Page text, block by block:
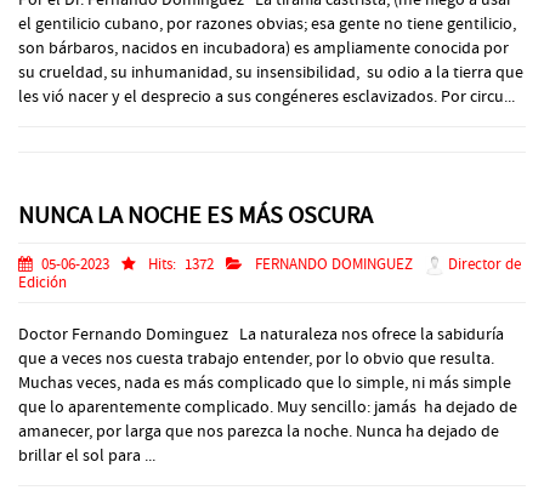
el gentilicio cubano, por razones obvias; esa gente no tiene gentilicio,
son bárbaros, nacidos en incubadora) es ampliamente conocida por
su crueldad, su inhumanidad, su insensibilidad, su odio a la tierra que
les vió nacer y el desprecio a sus congéneres esclavizados. Por circu...
NUNCA LA NOCHE ES MÁS OSCURA
05-06-2023 Hits: 1372 FERNANDO DOMINGUEZ
Director de
Edición
Doctor Fernando Dominguez La naturaleza nos ofrece la sabiduría
que a veces nos cuesta trabajo entender, por lo obvio que resulta.
Muchas veces, nada es más complicado que lo simple, ni más simple
que lo aparentemente complicado. Muy sencillo: jamás ha dejado de
amanecer, por larga que nos parezca la noche. Nunca ha dejado de
brillar el sol para ...